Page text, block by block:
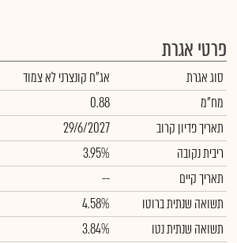
פרטי אגרת
סוג אגרת
אג"ח קונצרני לא צמוד
מח"מ
0.88
תאריך פדיון קרוב
29/6/2027
ריבית נקובה
3.95%
תאריך קיים
--
תשואה שנתית ברוטו
4.58%
תשואה שנתית נטו
3.84%